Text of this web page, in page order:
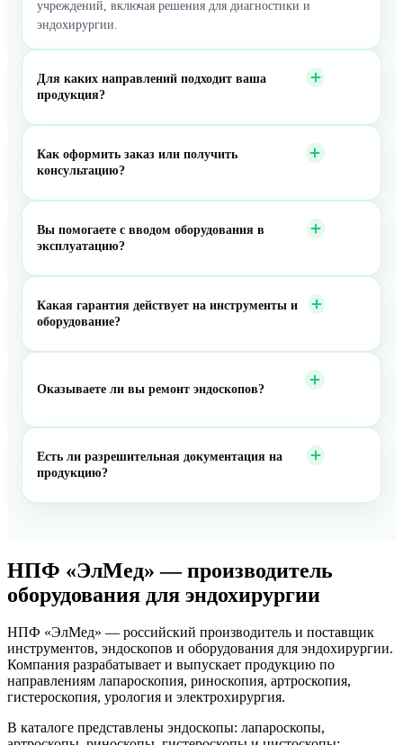
учреждений, включая решения для диагностики и
эндохирургии.
Для каких направлений подходит ваша
продукция?
Как оформить заказ или получить
консультацию?
Вы помогаете с вводом оборудования в
эксплуатацию?
Какая гарантия действует на инструменты и
оборудование?
Оказываете ли вы ремонт эндоскопов?
Есть ли разрешительная документация на
продукцию?
НПФ «ЭлМед» — производитель
оборудования для эндохирургии
НПФ «ЭлМед» — российский производитель и поставщик
инструментов, эндоскопов и оборудования для эндохирургии.
Компания разрабатывает и выпускает продукцию по
направлениям лапароскопия, риноскопия, артроскопия,
гистероскопия, урология и электрохирургия.
В каталоге представлены эндоскопы: лапароскопы,